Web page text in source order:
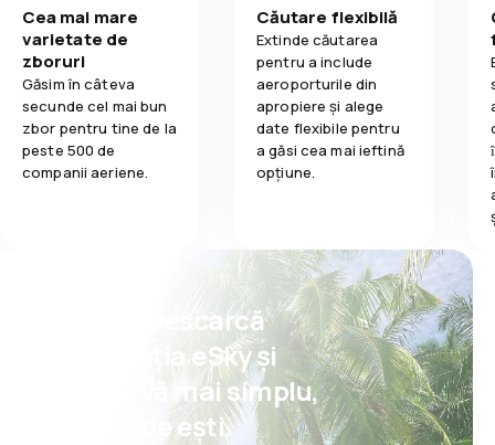
accelerând procesul de îmbarcare/debarcare.
Internetul este disponibil după depășirea înălțimii de
3000 m, prin lansarea browserului web și înregistrare.
Accesul complet la Internet se realizează prin plata
unei taxe în funcție de dispozitivul folosit și de
durata zborului.
Mâncare 1,0
Confort în
Transportul
Cea mai mare
varietate de
zboruri
Găsim în câteva
secunde cel mai bun
zbor pentru tine de la
peste 500 de
companii aeriene.
Căutare flexibilă
Extinde căutarea
pentru a include
aeroporturile din
apropiere și alege
date flexibile pentru
a găsi cea mai ieftină
opțiune.
Psst! Descarcă
aplicația eSky și
rezervă mai simplu,
oriunde ești.